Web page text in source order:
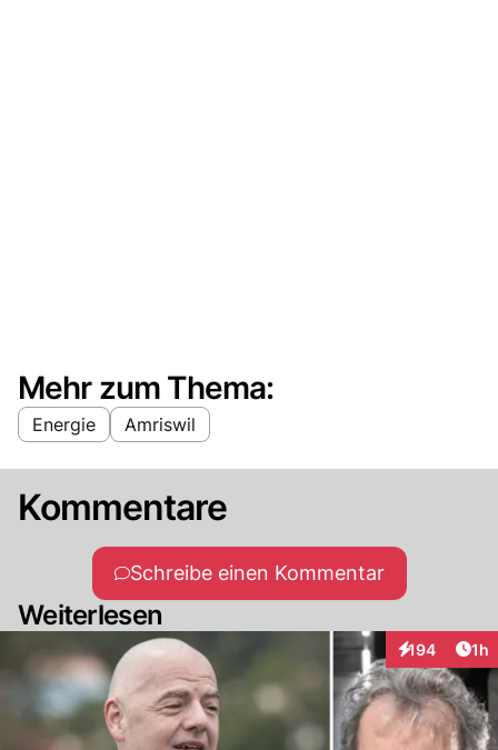
Mehr zum Thema:
Energie Amriswil
Kommentare
Schreibe einen Kommentar
Weiterlesen
194
Interaktionen
1h